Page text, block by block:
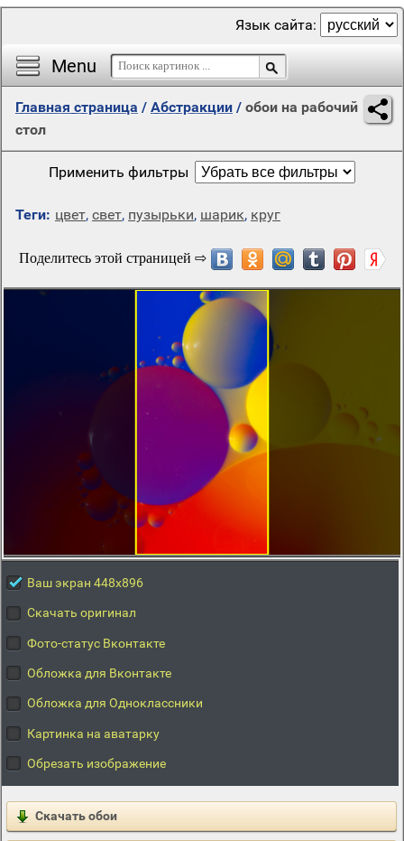
Menu
Язык сайта:
Главная страница / Абстракции / обои на рабочий
стол
Применить фильтры
Теги: цвет, свет, пузырьки, шарик, круг
Ваш экран 448x896
Скачать оригинал
Фото-статус Вконтакте
Обложка для Вконтакте
Обложка для Одноклассники
Картинка на аватарку
Обрезать изображение
Скачать обои